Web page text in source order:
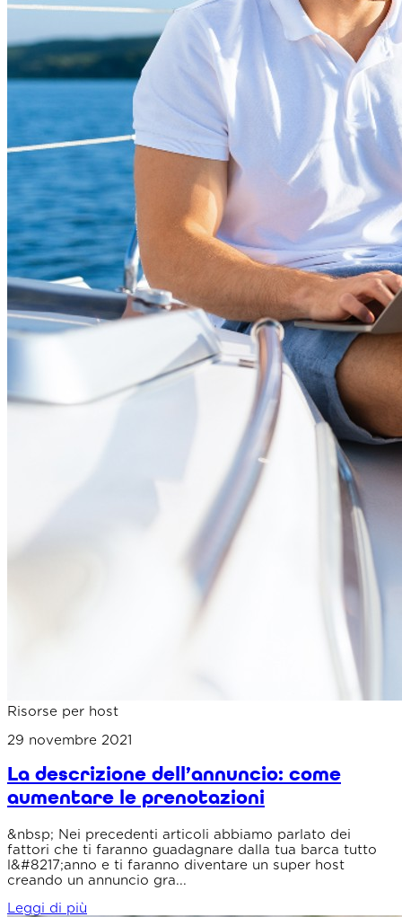
Risorse per host
29 novembre 2021
La descrizione dell’annuncio: come
aumentare le prenotazioni
&nbsp; Nei precedenti articoli abbiamo parlato dei
fattori che ti faranno guadagnare dalla tua barca tutto
l&#8217;anno e ti faranno diventare un super host
creando un annuncio gra...
Leggi di più